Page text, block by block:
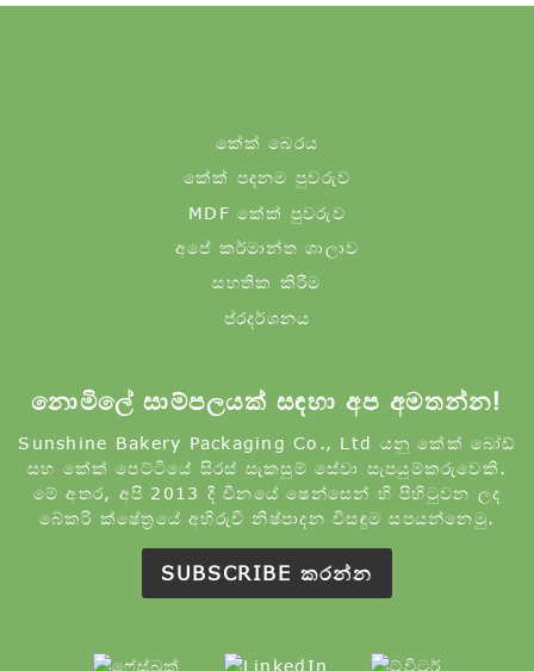
කේක් බෙරය
කේක් පදනම පුවරුව
MDF කේක් පුවරුව
අපේ කර්මාන්ත ශාලාව
සහතික කිරීම
ප්රදර්ශනය
නොමිලේ සාම්පලයක් සඳහා අප අමතන්න!
Sunshine Bakery Packaging Co., Ltd යනු කේක් බෝඩ්
සහ කේක් පෙට්ටියේ සිරස් සැකසුම් සේවා සැපයුම්කරුවෙකි.
මේ අතර, අපි 2013 දී චීනයේ ෂෙන්සෙන් හි පිහිටුවන ලද
බේකරි ක්ෂේත්‍රයේ අභිරුචි නිෂ්පාදන විසඳුම සපයන්නෙමු.
SUBSCRIBE කරන්න